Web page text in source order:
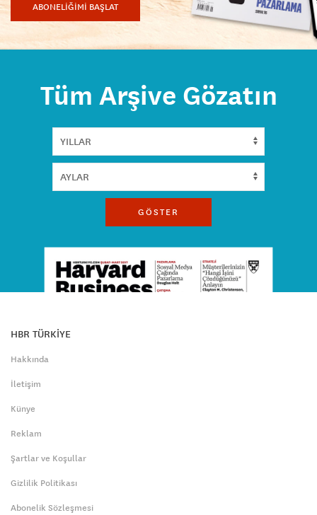
ABONELİĞİMİ BAŞLAT
Tüm Arşive Gözatın
GÖSTER
HBR TÜRKİYE
Hakkında
İletişim
Künye
Reklam
Şartlar ve Koşullar
Gizlilik Politikası
Abonelik Sözleşmesi